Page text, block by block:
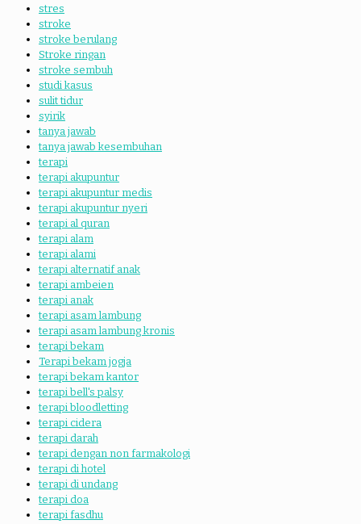
stres
stroke
stroke berulang
Stroke ringan
stroke sembuh
studi kasus
sulit tidur
syirik
tanya jawab
tanya jawab kesembuhan
terapi
terapi akupuntur
terapi akupuntur medis
terapi akupuntur nyeri
terapi al quran
terapi alam
terapi alami
terapi alternatif anak
terapi ambeien
terapi anak
terapi asam lambung
terapi asam lambung kronis
terapi bekam
Terapi bekam jogja
terapi bekam kantor
terapi bell's palsy
terapi bloodletting
terapi cidera
terapi darah
terapi dengan non farmakologi
terapi di hotel
terapi di undang
terapi doa
terapi fasdhu